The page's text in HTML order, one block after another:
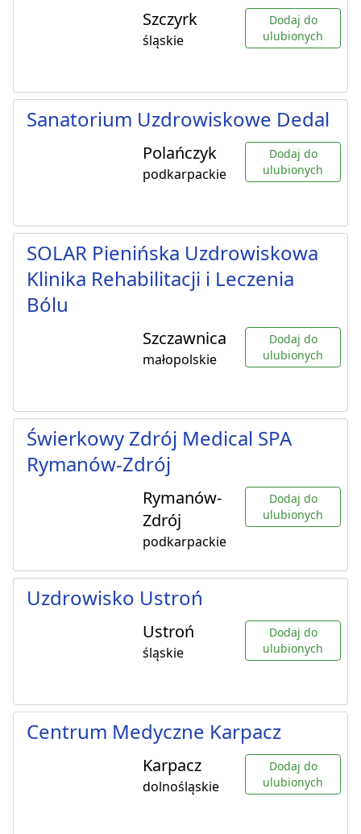
Szczyrk
śląskie
Dodaj do
ulubionych
Sanatorium Uzdrowiskowe Dedal
Polańczyk
podkarpackie
Dodaj do
ulubionych
SOLAR Pienińska Uzdrowiskowa
Klinika Rehabilitacji i Leczenia
Bólu
Szczawnica
małopolskie
Dodaj do
ulubionych
Świerkowy Zdrój Medical SPA
Rymanów-Zdrój
Rymanów-
Zdrój
podkarpackie
Dodaj do
ulubionych
Uzdrowisko Ustroń
Ustroń
śląskie
Dodaj do
ulubionych
Centrum Medyczne Karpacz
Karpacz
dolnośląskie
Dodaj do
ulubionych